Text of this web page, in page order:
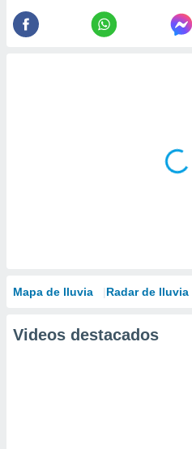
Mapa de lluvia Radar de lluvia
Videos destacados